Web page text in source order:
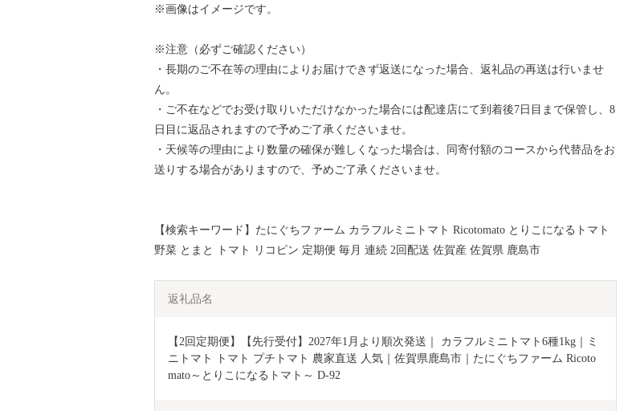
※画像はイメージです。
※注意（必ずご確認ください）
・長期のご不在等の理由によりお届けできず返送になった場合、返礼品の再送は行いませ
ん。
・ご不在などでお受け取りいただけなかった場合には配達店にて到着後7日目まで保管し、8
日目に返品されますので予めご了承くださいませ。
・天候等の理由により数量の確保が難しくなった場合は、同寄付額のコースから代替品をお
送りする場合がありますので、予めご了承くださいませ。
【検索キーワード】たにぐちファーム カラフルミニトマト Ricotomato とりこになるトマト
野菜 とまと トマト リコピン 定期便 毎月 連続 2回配送 佐賀産 佐賀県 鹿島市
返礼品名
【2回定期便】【先行受付】2027年1月より順次発送｜ カラフルミニトマト6種1kg｜ミ
ニトマト トマト プチトマト 農家直送 人気｜佐賀県鹿島市｜たにぐちファーム Ricoto
mato～とりこになるトマト～ D-92